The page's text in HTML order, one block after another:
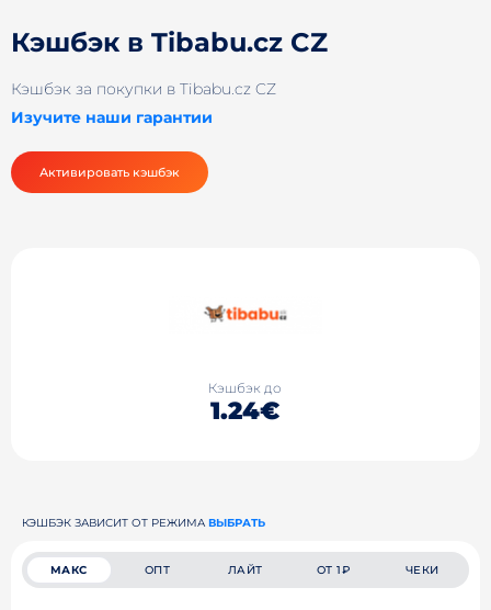
Кэшбэк в Tibabu.cz CZ
Кэшбэк за покупки в Tibabu.cz CZ
Изучите наши гарантии
Активировать кэшбэк
Кэшбэк до
1.24€
КЭШБЭК ЗАВИСИТ ОТ РЕЖИМА ВЫБРАТЬ
МАКС ОПТ ЛАЙТ ОТ 1₽ ЧЕКИ